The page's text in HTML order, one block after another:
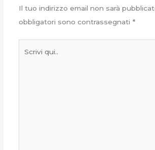
Il tuo indirizzo email non sarà
obbligatori sono contrassegnati *